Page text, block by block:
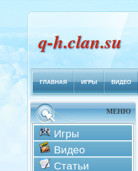
q-h.clan.su
ГЛАВНАЯ ИГРЫ ВИДЕО
МЕНЮ
Игры
Видео
Статьи